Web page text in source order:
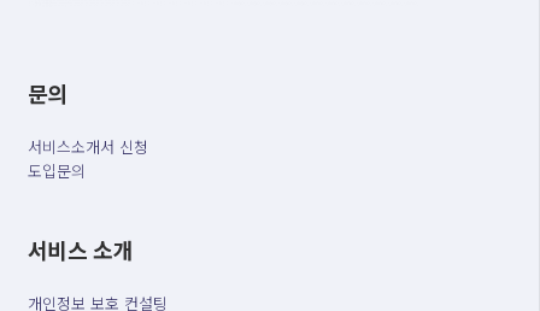
문의
서비스소개서 신청
도입문의
서비스 소개
개인정보 보호 컨설팅